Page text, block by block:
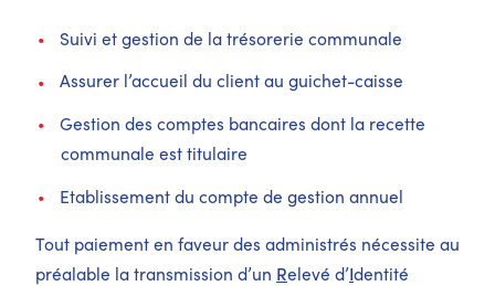
Suivi et gestion de la trésorerie communale
Assurer l’accueil du client au guichet-caisse
Gestion des comptes bancaires dont la recette
communale est titulaire
Etablissement du compte de gestion annuel
Tout paiement en faveur des administrés nécessite au
préalable la transmission d’un Relevé d’Identité